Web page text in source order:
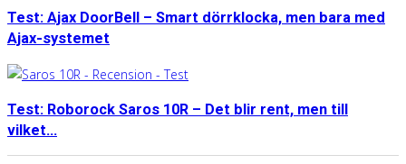
Test: Ajax DoorBell – Smart dörrklocka, men bara med
Ajax-systemet
Test: Roborock Saros 10R – Det blir rent, men till
vilket...